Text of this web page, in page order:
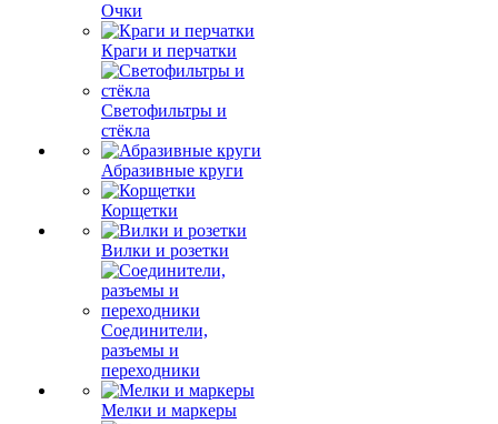
Очки
Краги и перчатки
Светофильтры и
стёкла
Абразивные круги
Корщетки
Вилки и розетки
Соединители,
разъемы и
переходники
Мелки и маркеры